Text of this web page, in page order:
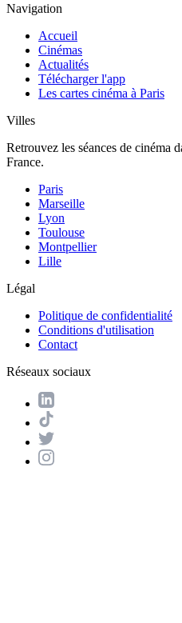
Navigation
Accueil
Cinémas
Actualités
Télécharger l'app
Les cartes cinéma à Paris
Villes
Retrouvez les séances de cinéma
France.
Paris
Marseille
Lyon
Toulouse
Montpellier
Lille
Légal
Politique de confidentialité
Conditions d'utilisation
Contact
Réseaux sociaux